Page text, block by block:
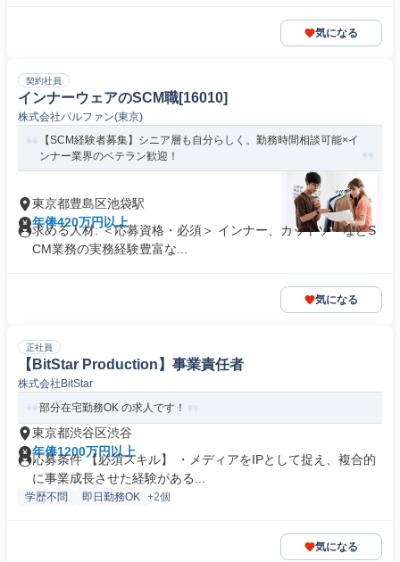
気になる
契約社員
インナーウェアのSCM職[16010]
株式会社パルファン(東京)
【SCM経験者募集】シニア層も自分らしく。勤務時間相談可能×イ
ンナー業界のベテラン歓迎！
東京都豊島区池袋駅
年俸420万円以上
求める人材: ＜応募資格・必須＞ インナー、カットソーなどS
CM業務の実務経験豊富な...
気になる
正社員
【BitStar Production】事業責任者
株式会社BitStar
部分在宅勤務OK の求人です！
東京都渋谷区渋谷
年俸1200万円以上
応募条件 【必須スキル】 ・メディアをIPとして捉え、複合的
に事業成長させた経験がある...
学歴不問 即日勤務OK +2個
気になる